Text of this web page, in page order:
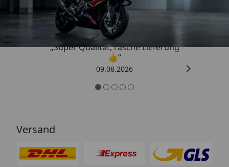
4,85/ 5
„Super Qualität, rasche Lieferung
👍“
09.08.2026
Versand